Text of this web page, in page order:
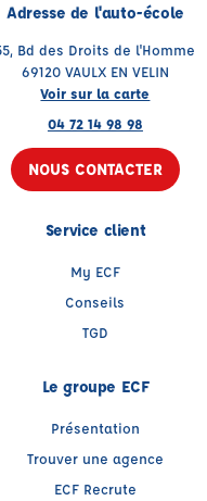
Adresse de l'auto-école
Bd des Droits de l'Homme
69120 VAULX EN VELIN
Voir sur la carte
04 72 14 98 98
NOUS CONTACTER
Service client
My ECF
Conseils
TGD
Le groupe ECF
Présentation
Trouver une agence
ECF Recrute